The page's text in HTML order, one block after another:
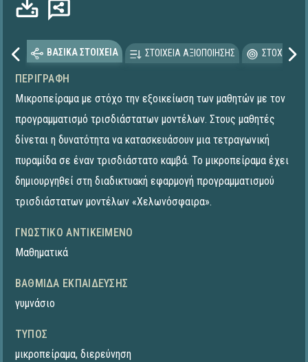
ΒΑΣΙΚΑ ΣΤΟΙΧΕΙΑ ΣΤΟΙΧΕΙΑ ΑΞΙΟΠΟΙΗΣΗΣ
ΠΕΡΙΓΡΑΦΉ
Μικροπείραμα με στόχο την εξοικείωση των μαθητών με τον
προγραμματισμό τρισδιάστατων μοντέλων. Στους μαθητές
δίνεται η δυνατότητα να κατασκευάσουν μια τετραγωνική
πυραμίδα σε έναν τρισδιάστατο καμβά. To μικροπείραμα έχει
δημιουργηθεί στη διαδικτυακή εφαρμογή προγραμματισμού
τρισδιάστατων μοντέλων «Χελωνόσφαιρα».
ΓΝΩΣΤΙΚΌ ΑΝΤΙΚΕΊΜΕΝΟ
Μαθηματικά
ΒΑΘΜΊΔΑ ΕΚΠΑΊΔΕΥΣΗΣ
γυμνάσιο
ΤΎΠΟΣ
μικροπείραμα, διερεύνηση